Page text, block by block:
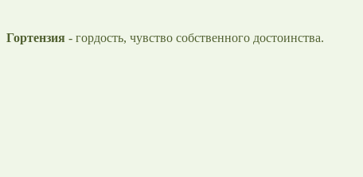
Гортензия - гордость, чувство собственного достоинства.